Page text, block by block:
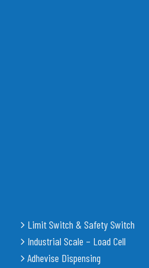
Limit Switch & Safety Switch
Industrial Scale – Load Cell
Adhevise Dispensing